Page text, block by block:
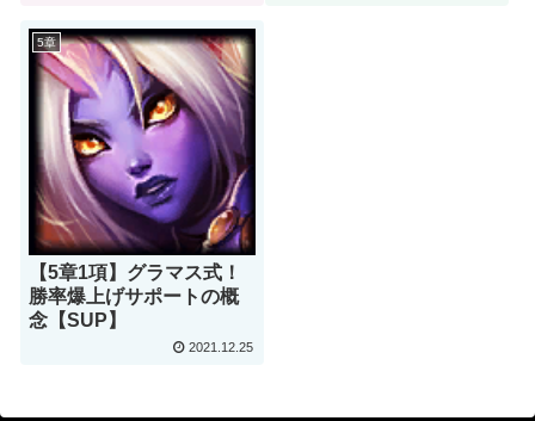
5章
【5章1項】グラマス式！
勝率爆上げサポートの概
念【SUP】
2021.12.25